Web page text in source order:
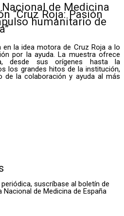
de Medicina
“Cruz Roja: Pasión
humanitario de
la idea motora de Cruz Roja a lo
por la ayuda. La muestra ofrece
desde sus orígenes hasta la
los grandes hitos de la institución,
de la colaboración y ayuda al más
suscríbase al boletín de
de Medicina de España